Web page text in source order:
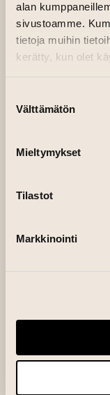
alan
sivustoamme.
tietoja muihin
kerätty, kun olet
valinta
Välttämätön
Mieltymykset
Tilastot
Markkinointi
Graham
kannuksensa
Gene
Matchbox-
lukuisia hittejä
’Rockabilly
’Love’s Made
Dynamos’.
rock & rollin
alkuperäistä
todellinen
määrittänyt
on
kuten Jeff
Higham
mahtavan